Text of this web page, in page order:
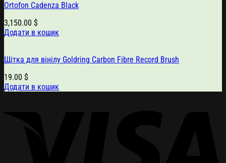
Ortofon Cadenza Black
3,150.00 $
Додати в кошик
Щітка для вінілу Goldring Carbon Fibre Record Brush
19.00 $
Додати в кошик